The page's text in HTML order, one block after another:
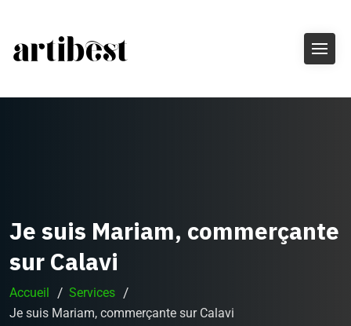
Je suis Mariam, commerçante
sur Calavi
Accueil
Services
Je suis Mariam, commerçante sur Calavi